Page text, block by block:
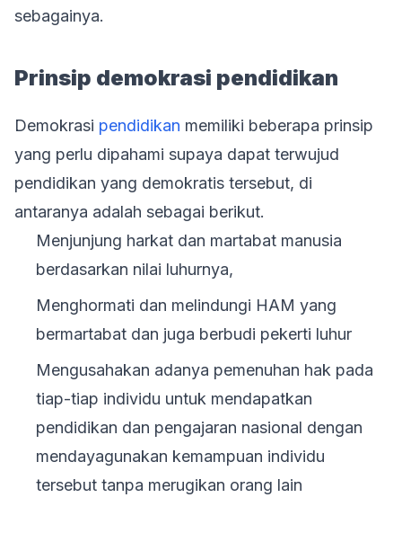
sebagainya.
Prinsip demokrasi pendidikan
Demokrasi pendidikan memiliki beberapa prinsip
yang perlu dipahami supaya dapat terwujud
pendidikan yang demokratis tersebut, di
antaranya adalah sebagai berikut.
Menjunjung harkat dan martabat manusia
berdasarkan nilai luhurnya,
Menghormati dan melindungi HAM yang
bermartabat dan juga berbudi pekerti luhur
Mengusahakan adanya pemenuhan hak pada
tiap-tiap individu untuk mendapatkan
pendidikan dan pengajaran nasional dengan
mendayagunakan kemampuan individu
tersebut tanpa merugikan orang lain